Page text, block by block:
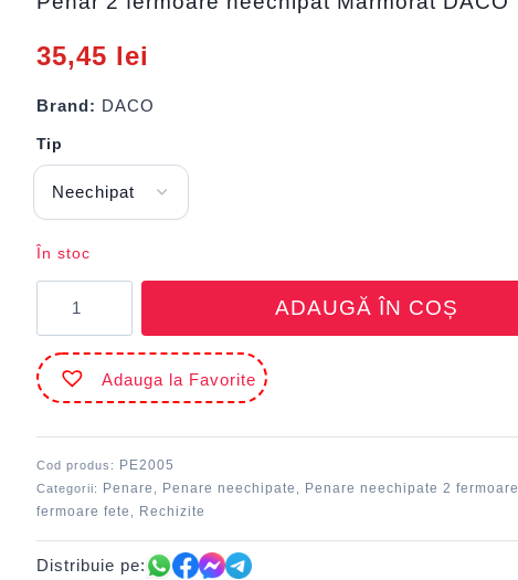
35,45 lei
Brand: DACO
Tip
În stoc
Penar
2
fermoare
neechipat
Marmorat
ADAUGĂ ÎN COȘ
Adauga la Favorite
Cod produs: PE2005
Categorii: Penare Penare neechipate Penare neechipate 2 fermoare
fermoare fete
Rechizite
Distribuie pe: